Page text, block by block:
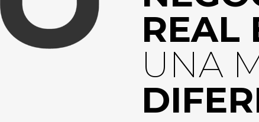
REAL
UNA